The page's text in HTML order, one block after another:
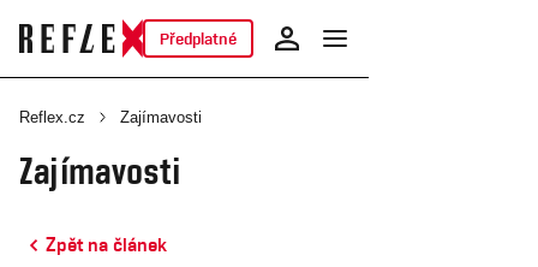
Předplatné
Reflex.cz Zajímavosti
Zajímavosti
Zpět na článek